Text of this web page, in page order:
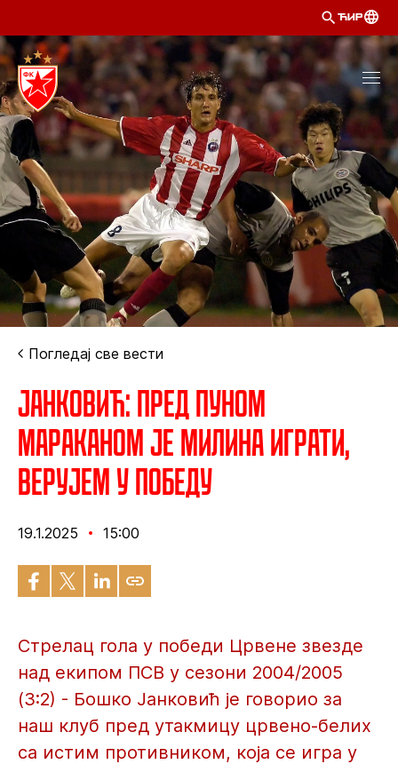
ЋИР
Погледај све вести
Јанковић: Пред пуном
Мараканом је милина играти,
верујем у победу
19.1.2025 15:00
Стрелац гола у победи Црвене звезде
над екипом ПСВ у сезони 2004/2005
(3:2) - Бошко Јанковић је говорио за
наш клуб пред утакмицу црвено-белих
са истим противником, која се игра у